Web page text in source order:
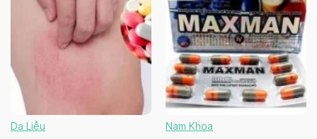
Da Liễu Nam Khoa